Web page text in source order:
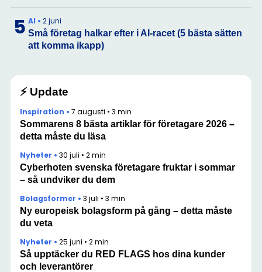
⚡ Update
Inspiration • 7 augusti • 3 min
Sommarens 8 bästa artiklar för företagare 2026 –
detta måste du läsa
Nyheter • 30 juli • 2 min
Cyberhoten svenska företagare fruktar i sommar
– så undviker du dem
Bolagsformer • 3 juli • 3 min
Ny europeisk bolagsform på gång – detta måste
du veta
Nyheter • 25 juni • 2 min
Så upptäcker du RED FLAGS hos dina kunder
och leverantörer
5 AI • 2 juni
Små företag halkar efter i AI-racet (5 bästa sätten
att komma ikapp)